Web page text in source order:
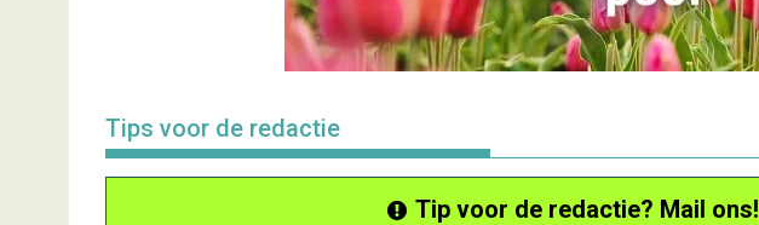
Tips voor de redactie
Tip voor de redactie? Mail ons!